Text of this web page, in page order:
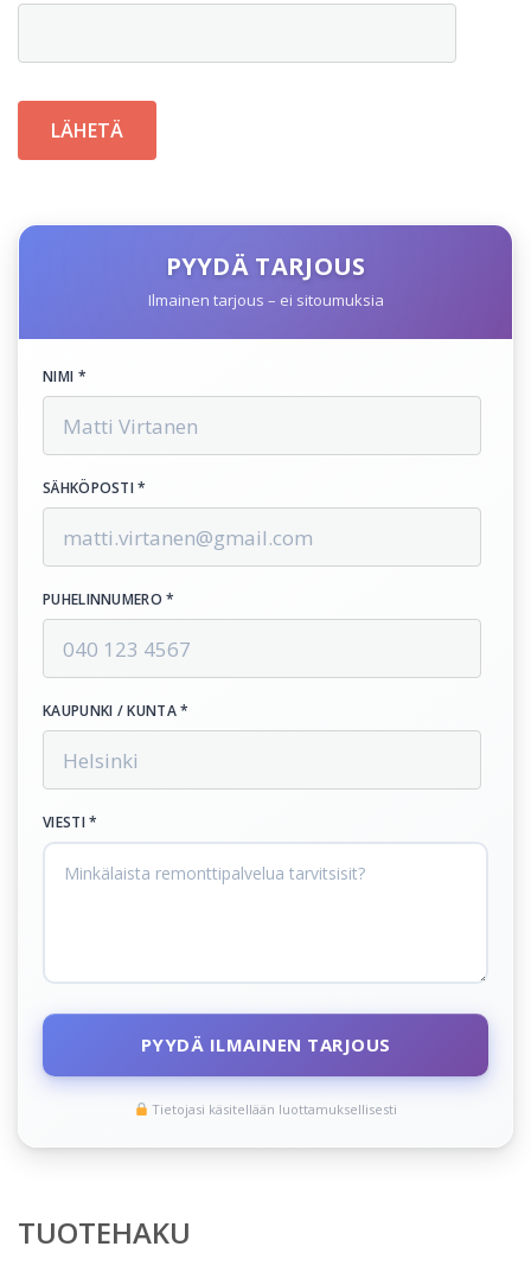
PYYDÄ TARJOUS
Ilmainen tarjous – ei sitoumuksia
NIMI *
SÄHKÖPOSTI *
PUHELINNUMERO *
KAUPUNKI / KUNTA *
VIESTI *
PYYDÄ ILMAINEN TARJOUS
Tietojasi käsitellään luottamuksellisesti
TUOTEHAKU